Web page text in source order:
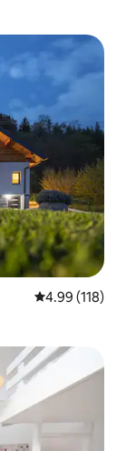
평점 4.99점(5
4.99 (118)